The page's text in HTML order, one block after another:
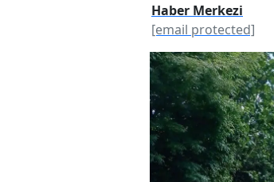
Haber Merkezi
[email protected]